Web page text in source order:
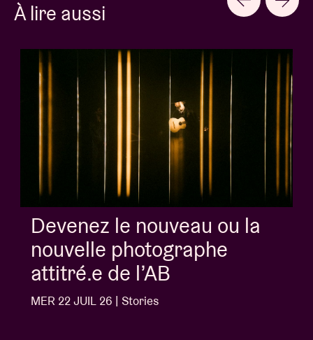
À lire aussi
Album of the week:
'Doctrine Of Love' - Jalen
Ngonda
MER 1 JUIL 26 | Stories